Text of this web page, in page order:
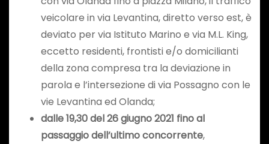
veicolare in via Levantina, diretto verso est, è
deviato per via Istituto Marino e via M.L. King,
eccetto residenti, frontisti e/o domicilianti
della zona compresa tra la deviazione in
parola e l’intersezione di via Possagno con le
vie Levantina ed Olanda;
dalle 19,30 del 26 giugno 2021 fino al
passaggio dell’ultimo concorrente,